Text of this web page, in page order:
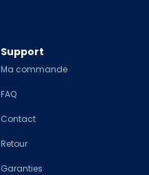
Support
Ma commande
FAQ
Contact
Retour
Garanties